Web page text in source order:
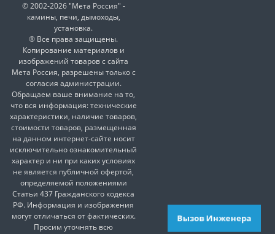
© 2002-2026 "Мета Россия" -
камины, печи, дымоходы,
установка.
® Все права защищены.
Копирование материалов и
изображений товаров с сайта
Мета Россия, разрешены только с
согласия администрации.
Обращаем ваше внимание на то,
что вся информация: технические
характеристики, наличие товаров,
стоимости товаров, размещенная
на данном интернет-сайте носит
исключительно ознакомительный
характер и ни при каких условиях
не является публичной офертой,
определяемой положениями
Статьи 437 Гражданского кодекса
РФ. Информация и изображения
могут отличаться от фактических.
Просим уточнять всю
Вызов Инженера